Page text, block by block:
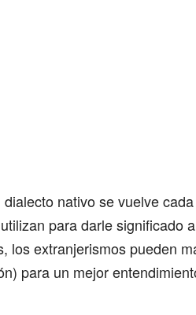
nativo se vuelve
para darle significado
los extranjerismos pueden
para un mejor